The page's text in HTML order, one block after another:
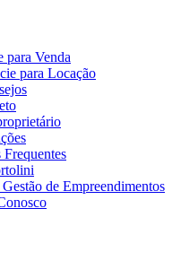
para Venda
para Locação
Gestão de Empreendimentos